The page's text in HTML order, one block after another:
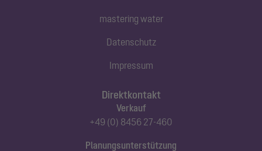
Direktkontakt
Verkauf
+49 (0) 8456 27-460
Planungsunterstützung
mastering water
Datenschutz
Impressum